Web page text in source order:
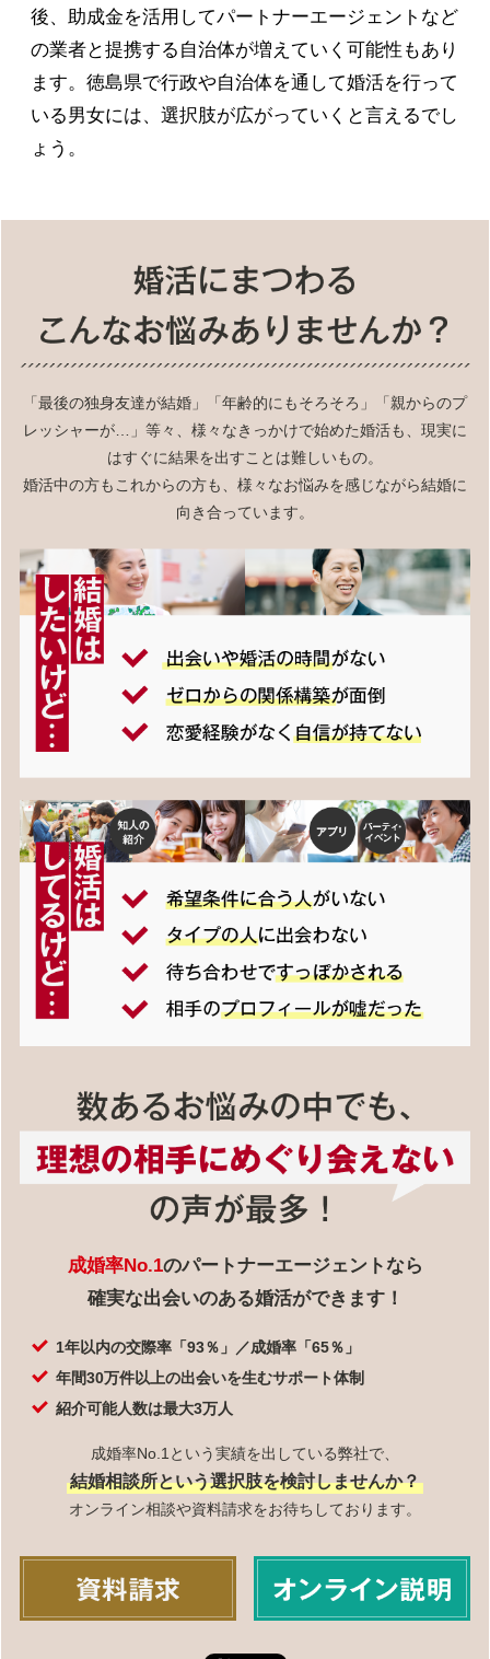
後、助成金を活用してパートナーエージェントなど
の業者と提携する自治体が増えていく可能性もあり
ます。徳島県で行政や自治体を通して婚活を行って
いる男女には、選択肢が広がっていくと言えるでし
ょう。
「最後の独身友達が結婚」「年齢的にもそろそろ」「親からのプ
レッシャーが…」等々、様々なきっかけで始めた婚活も、現実に
はすぐに結果を出すことは難しいもの。
婚活中の方もこれからの方も、様々なお悩みを感じながら結婚に
向き合っています。
成婚率No.1のパートナーエージェントなら
確実な出会いのある婚活ができます！
1年以内の交際率「93％」／成婚率「65％」
年間30万件以上の出会いを生むサポート体制
紹介可能人数は最大3万人
成婚率No.1という実績を出している弊社で、
結婚相談所という選択肢を検討しませんか？
オンライン相談や資料請求をお待ちしております。